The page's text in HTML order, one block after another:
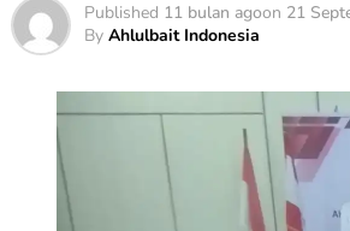
Published 11 bulan agoon 21
By Ahlulbait Indonesia